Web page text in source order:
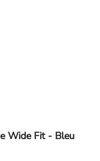
Wide Fit - Bleu